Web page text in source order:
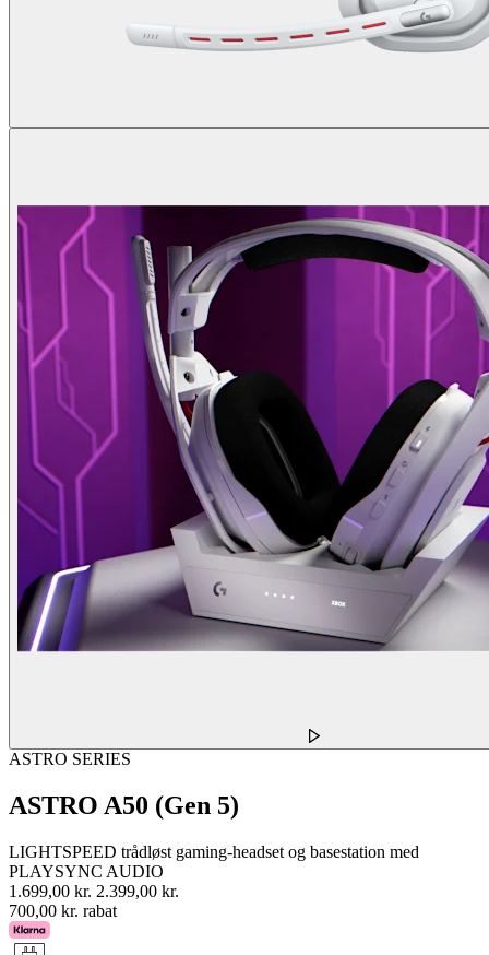
ASTRO SERIES
ASTRO A50 (Gen 5)
LIGHTSPEED trådløst gaming-headset og basestation med
PLAYSYNC AUDIO
1.699,00 kr. 2.399,00 kr.
700,00 kr. rabat